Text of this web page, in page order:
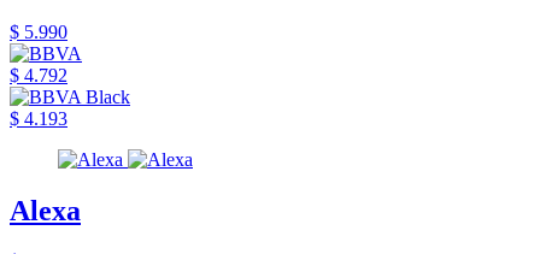
$ 5.990
$ 4.792
$ 4.193
Alexa